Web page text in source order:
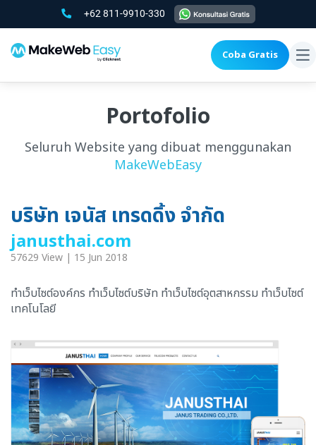
+62 811-9910-330
Coba Gratis
Portofolio
Seluruh Website yang dibuat menggunakan
MakeWebEasy
บริษัท เจนัส เทรดดิ้ง จำกัด
janusthai.com
57629 View | 15 Jun 2018
ทำเว็บไซต์องค์กร ทำเว็บไซต์บริษัท ทำเว็บไซต์อุตสาหกรรม ทำเว็บไซต์
เทคโนโลยี